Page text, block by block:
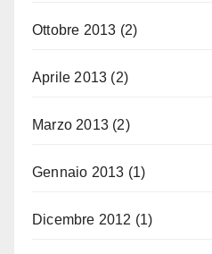
Ottobre 2013 (2)
Aprile 2013 (2)
Marzo 2013 (2)
Gennaio 2013 (1)
Dicembre 2012 (1)